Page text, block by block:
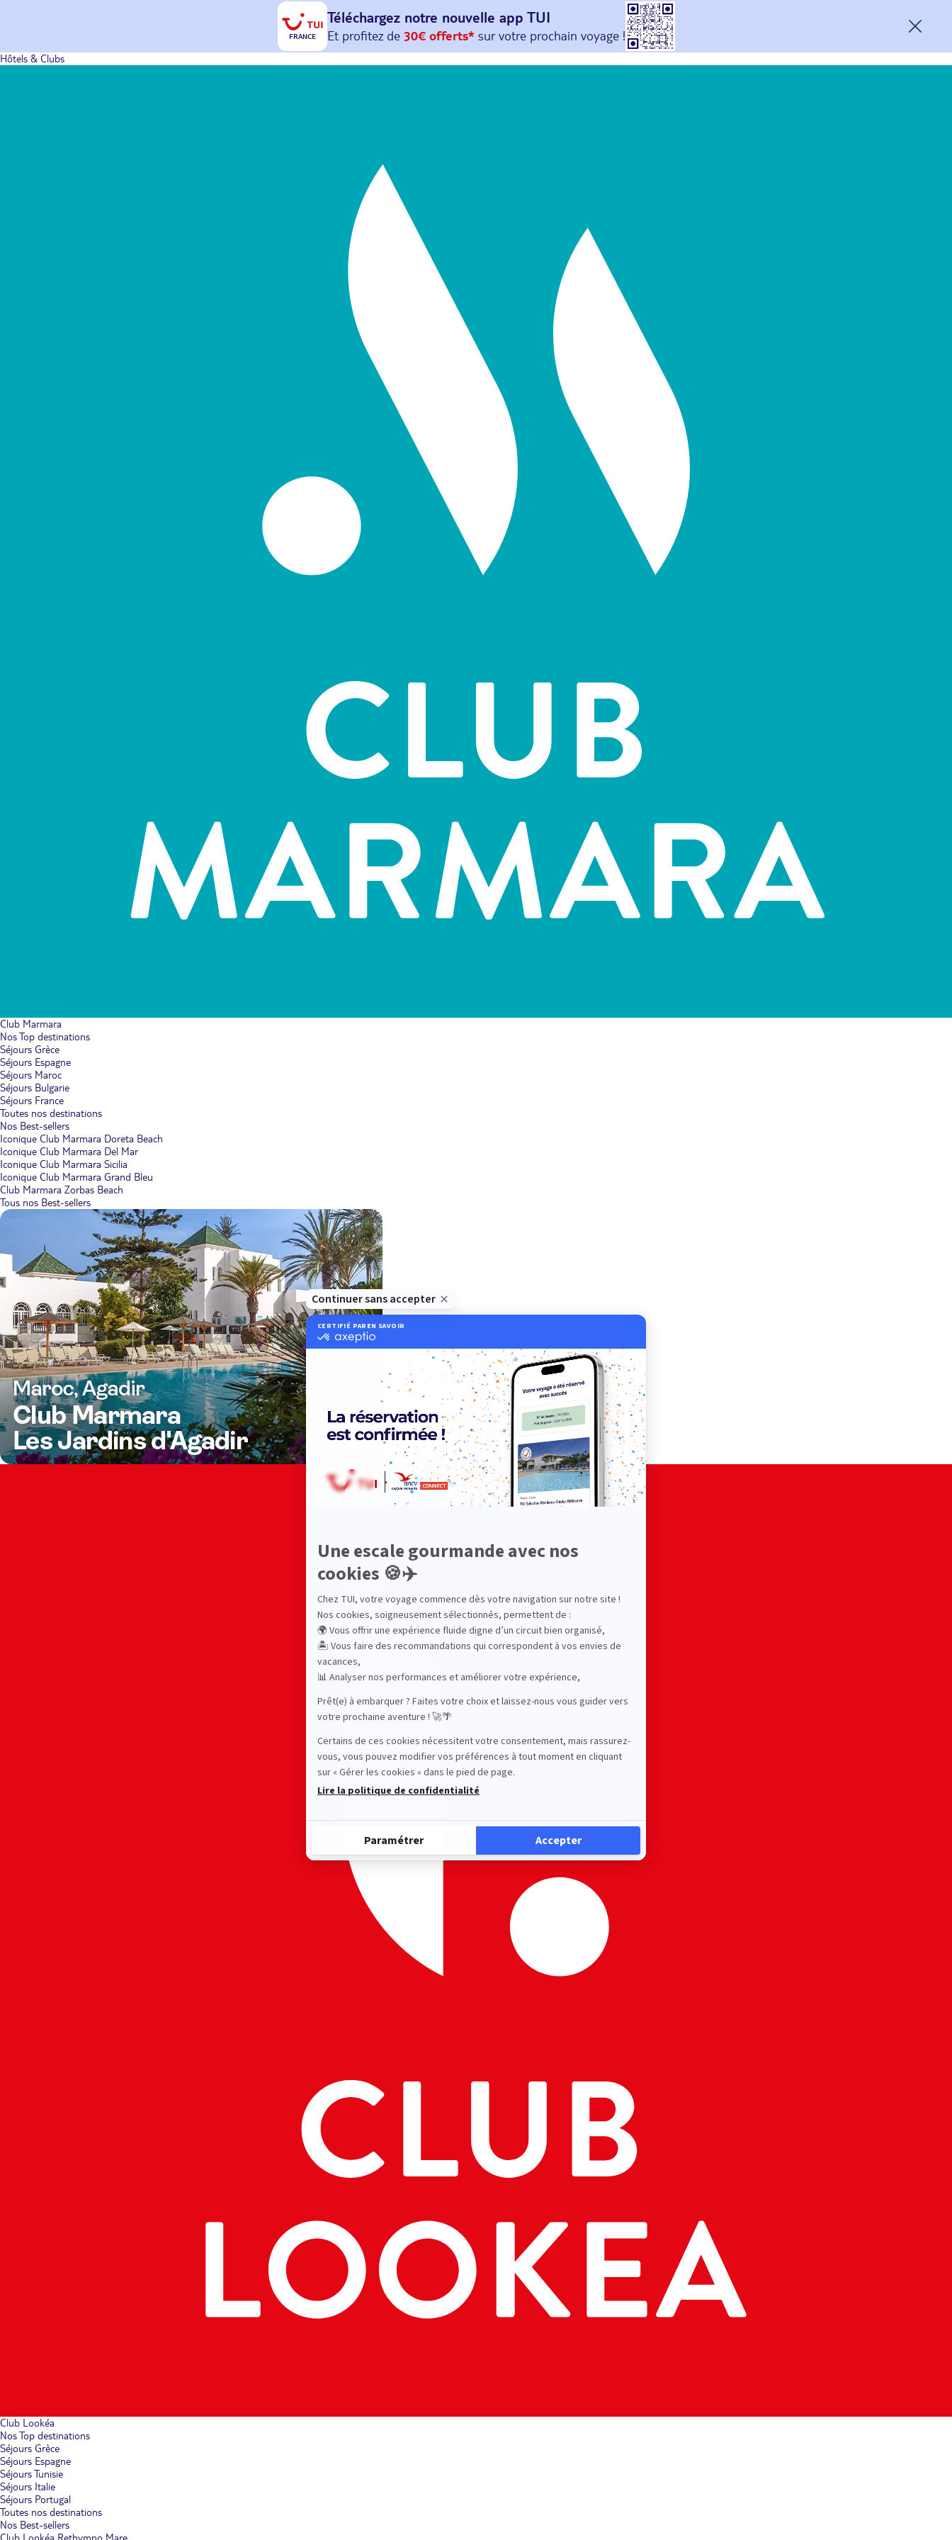
FRANCE
Téléchargez notre nouvelle app TUI
Et profitez de 30€ offerts*sur votreprochain
avec le code : HAPPYAPP
Hôtels & Clubs
Club Marmara
Nos Top destinations
Séjours Grèce
Séjours Espagne
Séjours Maroc
Séjours Bulgarie
Séjours France
Toutes nos destinations
Nos Best-sellers
Iconique Club Marmara Doreta Beach
Iconique Club Marmara Del Mar
Iconique Club Marmara Sicilia
Iconique Club Marmara Grand Bleu
Club Marmara Zorbas Beach
Tous nos Best-sellers
Club Lookéa
Nos Top destinations
Séjours Grèce
Séjours Espagne
Séjours Tunisie
Séjours Italie
Séjours Portugal
Toutes nos destinations
Nos Best-sellers